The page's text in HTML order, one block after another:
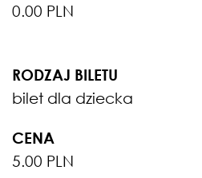
0.00 PLN
RODZAJ BILETU
bilet dla dziecka
CENA
5.00 PLN